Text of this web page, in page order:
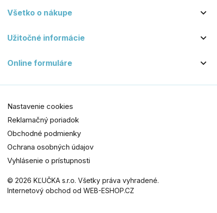
Všetko o nákupe 
Užitočné informácie 
Online formuláre 
© 2026 KĽUČKA s.r.o. Všetky práva vyhradené.
Internetový obchod od WEB-ESHOP.CZ
Nastavenie cookies
Reklamačný poriadok
Obchodné podmienky
Ochrana osobných údajov
Vyhlásenie o prístupnosti